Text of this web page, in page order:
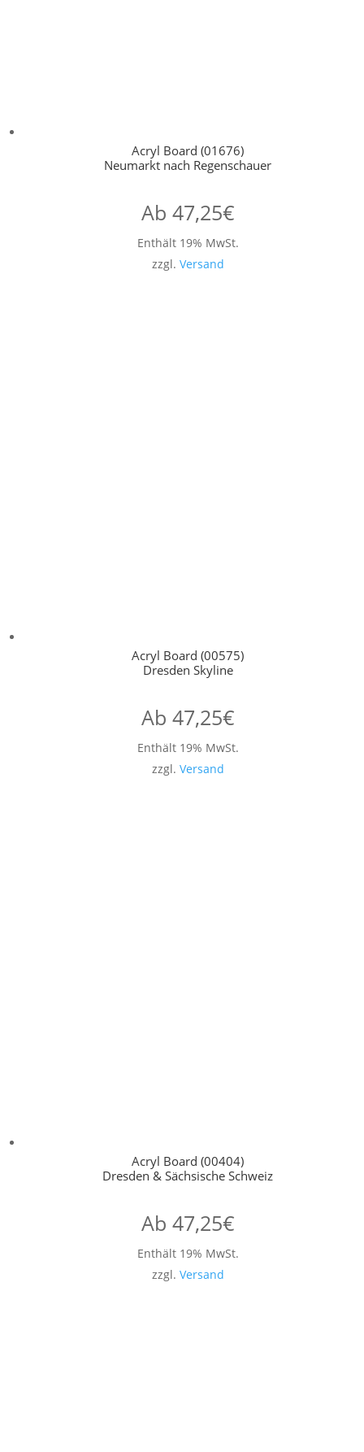
Acryl Board (01676)
Neumarkt nach Regenschauer
Ab 47,25€
Enthält 19% MwSt.
zzgl. Versand
Acryl Board (00575)
Dresden Skyline
Ab 47,25€
Enthält 19% MwSt.
zzgl. Versand
Acryl Board (00404)
Dresden & Sächsische Schweiz
Ab 47,25€
Enthält 19% MwSt.
zzgl. Versand